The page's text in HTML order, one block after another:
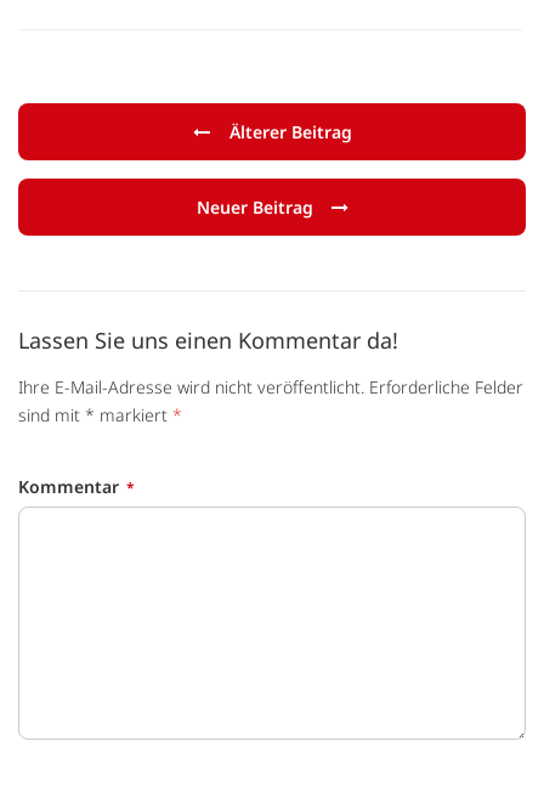
Älterer Beitrag
Neuer Beitrag
Lassen Sie uns einen Kommentar da!
Ihre E-Mail-Adresse wird nicht veröffentlicht. Erforderliche Felder
sind mit * markiert *
Kommentar